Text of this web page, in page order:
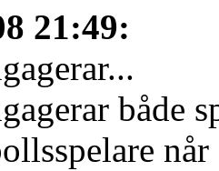
21:49:
både